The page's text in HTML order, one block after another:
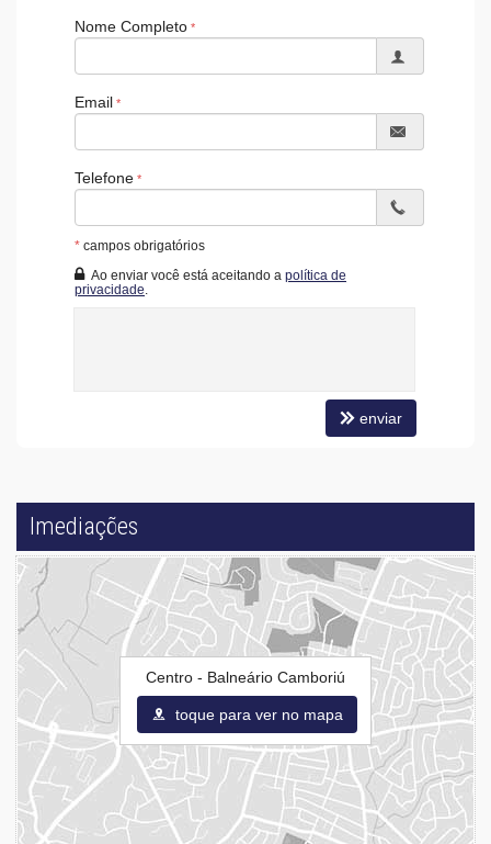
Nome Completo
Email
Telefone
* campos obrigatórios
Ao enviar você está aceitando a política de
privacidade
enviar
Imediações
Centro - Balneário Camboriú
toque para ver no mapa